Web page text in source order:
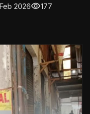
2026visibility177